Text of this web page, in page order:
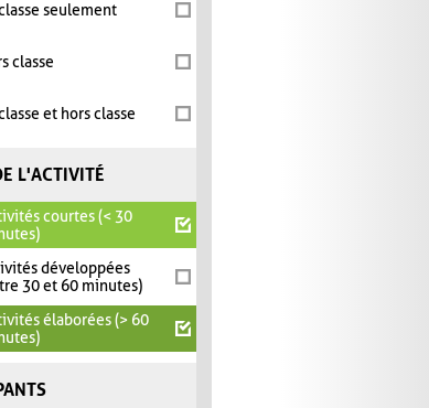
seulement
classe
et hors classe
L'ACTIVITÉ
courtes (< 30
développées
30 et 60 minutes)
élaborées (> 60